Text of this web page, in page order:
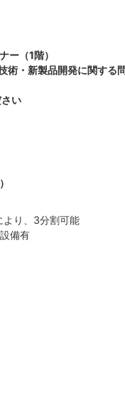
ー（1階）
術・新製品開発に関する
い
より、3分割可能
備有